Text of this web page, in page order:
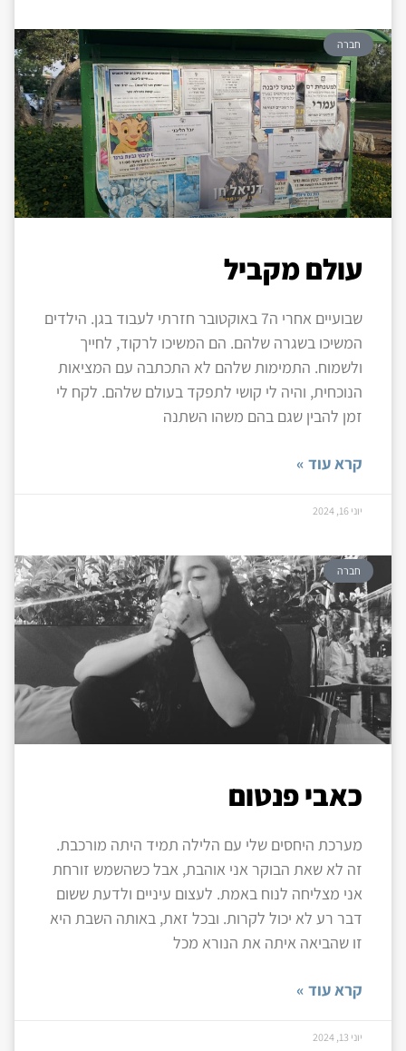
חברה
עולם מקביל
שבועיים אחרי ה7 באוקטובר חזרתי לעבוד בגן. הילדים
המשיכו בשגרה שלהם. הם המשיכו לרקוד, לחייך
ולשמוח. התמימות שלהם לא התכתבה עם המציאות
הנוכחית, והיה לי קושי לתפקד בעולם שלהם. לקח לי
זמן להבין שגם בהם משהו השתנה
קרא עוד »
יוני 16, 2024
חברה
כאבי פנטום
מערכת היחסים שלי עם הלילה תמיד היתה מורכבת.
זה לא שאת הבוקר אני אוהבת, אבל כשהשמש זורחת
אני מצליחה לנוח באמת. לעצום עיניים ולדעת ששום
דבר רע לא יכול לקרות. ובכל זאת, באותה השבת היא
זו שהביאה איתה את הנורא מכל
קרא עוד »
יוני 13, 2024